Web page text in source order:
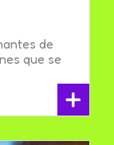
de
que se
+